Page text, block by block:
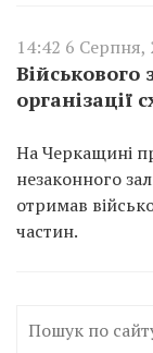
14:42 6 Серпня,
організації
На Черкащині
незаконного
отримав
частин.